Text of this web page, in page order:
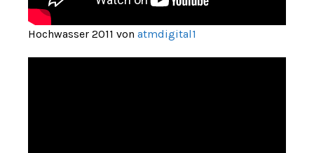
Hochwasser 2011 von atmdigital1